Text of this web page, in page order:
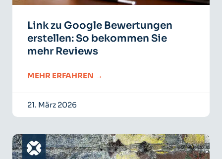
Link zu Google Bewertungen
erstellen: So bekommen Sie
mehr Reviews
MEHR ERFAHREN →
21. März 2026